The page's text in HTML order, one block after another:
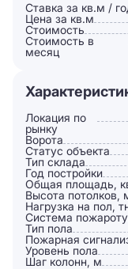
Ставка за кв.м /
Цена за кв.м
Стоимость
Стоимость в
месяц
Локация по
рынку
Ворота
Статус объекта
Тип склада
Год постройки
Общая площадь,
Высота потолков,
Нагрузка на пол,
Система
Тип пола
Пожарная
Уровень пола
Шаг колонн, м